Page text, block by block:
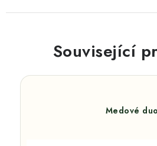
Související
Medové duo